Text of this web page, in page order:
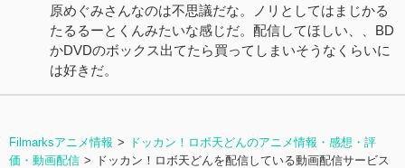
原めぐみさんなのは不思議だな。ノリとしてはまじかる
たるるーとくんみたいな感じだ。配信してほしい、、BD
かDVDのボックス出てたら買ってしまいそうなくらいに
は好きだ。
Filmarksアニメ情報
ドッカン！ロボ天どんのアニメ情報・感想・評
価・動画配信
ドッカン！ロボ天どんを配信している動画配信サービス